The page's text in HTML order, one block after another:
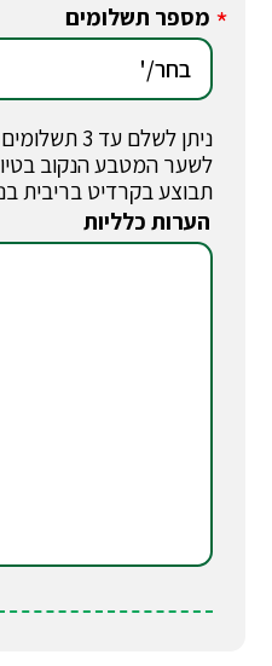
* מספר תשלומים
ניתן לשלם
לשער המטבע הנקוב
תבוצע בקרדיט בריבית
הערות כלליות